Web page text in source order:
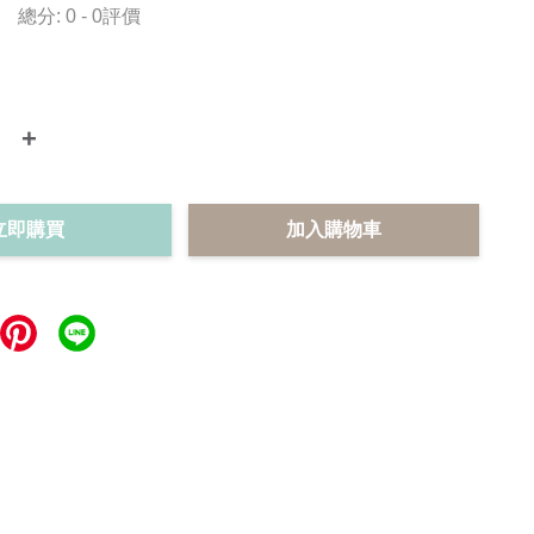
總分:0 -0評價
+
即購買 加入購物車